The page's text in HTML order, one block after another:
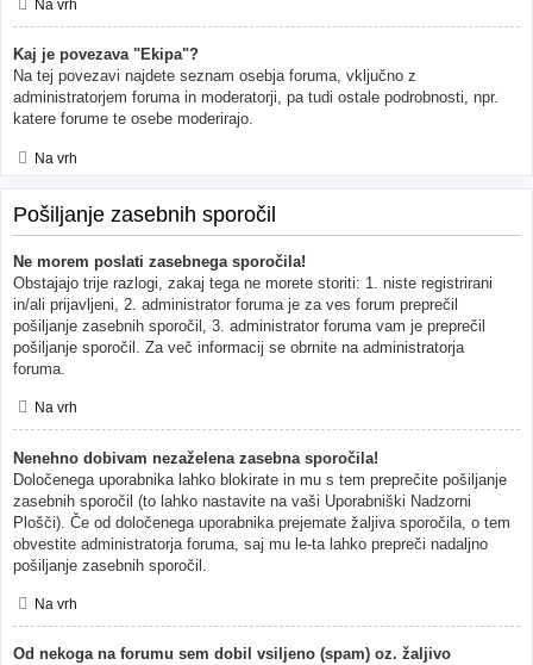
Na vrh
Kaj je povezava "Ekipa"?
Na tej povezavi najdete seznam osebja foruma, vključno z
administratorjem foruma in moderatorji, pa tudi ostale podrobnosti, npr.
katere forume te osebe moderirajo.
Na vrh
Pošiljanje zasebnih sporočil
Ne morem poslati zasebnega sporočila!
Obstajajo trije razlogi, zakaj tega ne morete storiti: 1. niste registrirani
in/ali prijavljeni, 2. administrator foruma je za ves forum preprečil
pošiljanje zasebnih sporočil, 3. administrator foruma vam je preprečil
pošiljanje sporočil. Za več informacij se obrnite na administratorja
foruma.
Na vrh
Nenehno dobivam nezaželena zasebna sporočila!
Določenega uporabnika lahko blokirate in mu s tem preprečite pošiljanje
zasebnih sporočil (to lahko nastavite na vaši Uporabniški Nadzorni
Plošči). Če od določenega uporabnika prejemate žaljiva sporočila, o tem
obvestite administratorja foruma, saj mu le-ta lahko prepreči nadaljno
pošiljanje zasebnih sporočil.
Na vrh
Od nekoga na forumu sem dobil vsiljeno (spam) oz. žaljivo